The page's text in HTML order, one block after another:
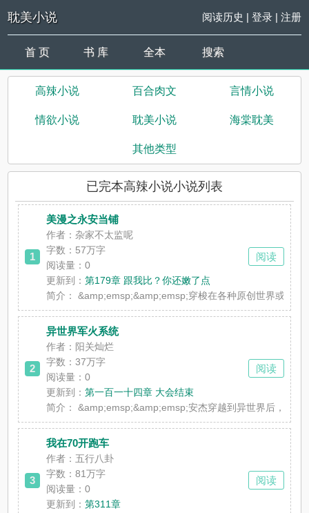
耽美小说 阅读历史 | 登录| 注册
首 页 书 库 全本 搜索
高辣小说 百合肉文 言情小说
情欲小说 耽美小说 海棠耽美
其他类型
已完本高辣小说小说列表
1
美漫之永安当铺
作者：杂家不太监呢
字数：57万字
阅读量：0
更新到：第179章 跟我比？你还嫩了点
简介：
&amp;emsp;&amp;emsp;穿梭在各种原创世界或者
阅读
2
异世界军火系统
作者：阳关灿烂
字数：37万字
阅读量：0
更新到：第一百一十四章 大会结束
简介：
&amp;emsp;&amp;emsp;安杰穿越到异世界后，身体
阅读
3
我在70开跑车
作者：五行八卦
字数：81万字
阅读量：0
更新到：第311章
阅读